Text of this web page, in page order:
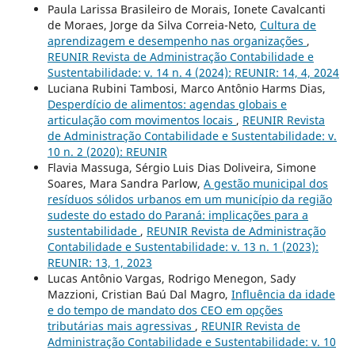
Paula Larissa Brasileiro de Morais, Ionete Cavalcanti
de Moraes, Jorge da Silva Correia-Neto, Cultura de
aprendizagem e desempenho nas organizações ,
REUNIR Revista de Administração Contabilidade e
Sustentabilidade: v. 14 n. 4 (2024): REUNIR: 14, 4, 2024
Luciana Rubini Tambosi, Marco Antônio Harms Dias,
Desperdício de alimentos: agendas globais e
articulação com movimentos locais , REUNIR Revista
de Administração Contabilidade e Sustentabilidade: v.
10 n. 2 (2020): REUNIR
Flavia Massuga, Sérgio Luis Dias Doliveira, Simone
Soares, Mara Sandra Parlow, A gestão municipal dos
resíduos sólidos urbanos em um município da região
sudeste do estado do Paraná: implicações para a
sustentabilidade , REUNIR Revista de Administração
Contabilidade e Sustentabilidade: v. 13 n. 1 (2023):
REUNIR: 13, 1, 2023
Lucas Antônio Vargas, Rodrigo Menegon, Sady
Mazzioni, Cristian Baú Dal Magro, Influência da idade
e do tempo de mandato dos CEO em opções
tributárias mais agressivas , REUNIR Revista de
Administração Contabilidade e Sustentabilidade: v. 10